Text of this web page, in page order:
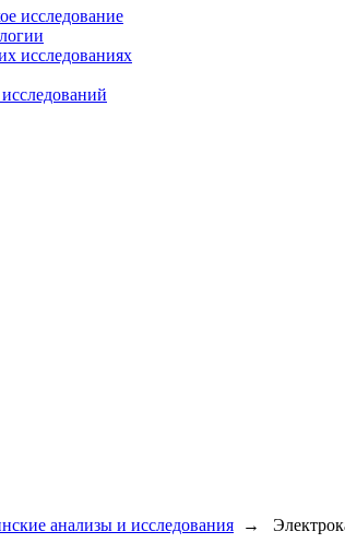
исследование
исследованиях
анализы и исследования →